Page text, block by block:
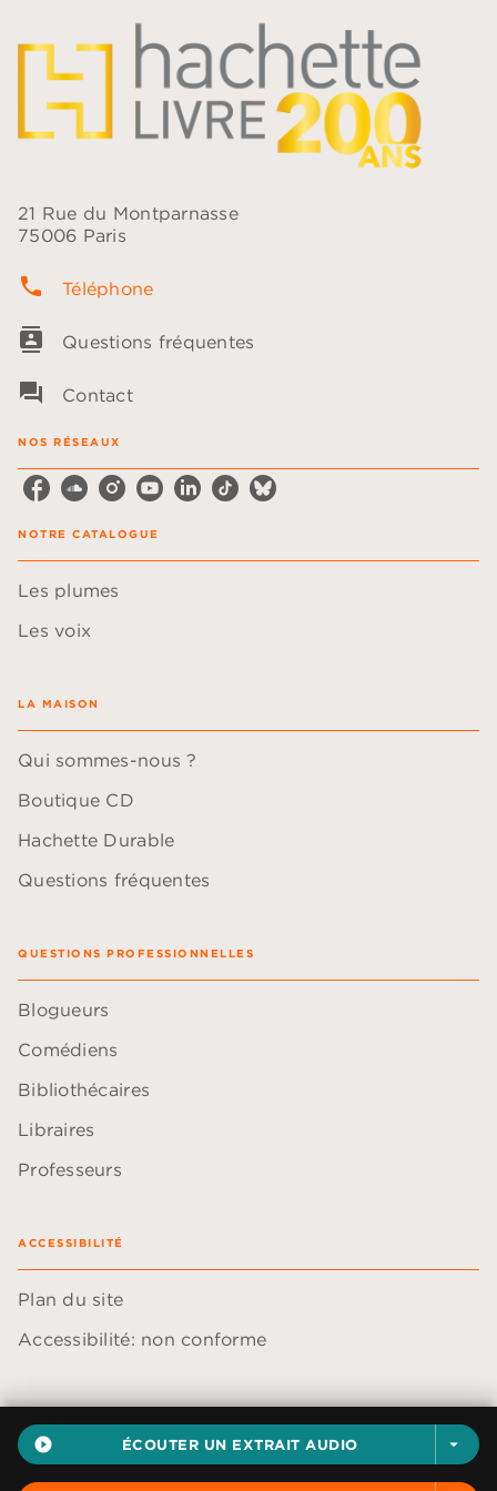
play_circle_filled ÉCOUTER UN EXTRAIT AUDIO arrow_drop_down
21 Rue du Montparnasse
75006 Paris
phone Téléphone
contacts Questions fréquentes
question_answer Contact
NOS RÉSEAUX
NOTRE CATALOGUE
Les plumes
Les voix
LA MAISON
Qui sommes-nous ?
Boutique CD
Hachette Durable
Questions fréquentes
QUESTIONS PROFESSIONNELLES
Blogueurs
Comédiens
Bibliothécaires
Libraires
Professeurs
ACCESSIBILITÉ
Plan du site
Accessibilité: non conforme
Données personnelles
Paramétrer vos cookies